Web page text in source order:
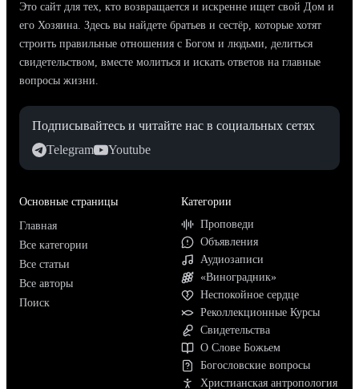
Это сайт для тех, кто возвращается и искренне ищет свой Дом и
его Хозяина. Здесь вы найдете братьев и сестёр, которые хотят
строить правильные отношения с Богом и людьми, делиться
свидетельством, вместе молиться и искать ответов на главные
вопросы жизни.
Подписывайтесь и читайте нас в социальных сетях
Telegram
Youtube
Основные страницы
Главная
Все категории
Все статьи
Все авторы
Поиск
Категории
Проповеди
Объявления
Аудиозаписи
«Виноградник»
Неспокойное сердце
Реколлекционные Курсы
Свидетельства
О Слове Божьем
Богословские вопросы
Христианская антропология